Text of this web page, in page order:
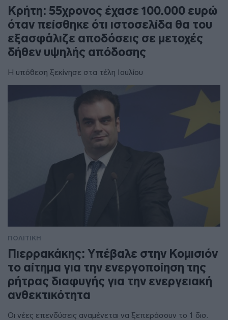
Κρήτη: 55χρονος έχασε 100.000 ευρώ
όταν πείσθηκε ότι ιστοσελίδα θα του
εξασφάλιζε αποδόσεις σε μετοχές
δήθεν υψηλής απόδοσης
Η υπόθεση ξεκίνησε στα τέλη Ιουλίου
ΠΟΛΙΤΙΚΗ
Πιερρακάκης: Υπέβαλε στην Κομισιόν
το αίτημα για την ενεργοποίηση της
ρήτρας διαφυγής για την ενεργειακή
ανθεκτικότητα
Οι νέες επενδύσεις αναμένεται να ξεπεράσουν το 1 δισ.